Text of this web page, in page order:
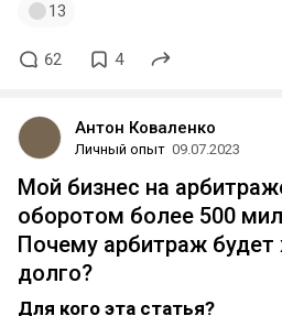
13
62 4
Антон Коваленко
Личный опыт 09.07.2023
Мой бизнес на
оборотом более 500
Почему арбитраж
долго?
Для кого эта статья?